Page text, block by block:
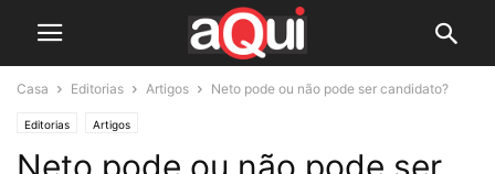
Casa Editorias Artigos Neto pode ou não pode ser candidato?
Editorias Artigos